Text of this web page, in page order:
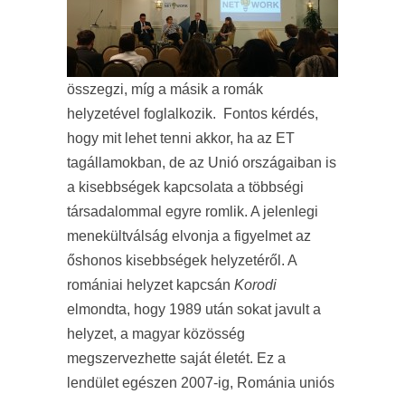
összegzi, míg a másik a romák
helyzetével foglalkozik. Fontos kérdés,
hogy mit lehet tenni akkor, ha az ET
tagállamokban, de az Unió országaiban is
a kisebbségek kapcsolata a többségi
társadalommal egyre romlik. A jelenlegi
menekültválság elvonja a figyelmet az
őshonos kisebbségek helyzetéről. A
romániai helyzet kapcsán Korodi
elmondta, hogy 1989 után sokat javult a
helyzet, a magyar közösség
megszervezhette saját életét. Ez a
lendület egészen 2007-ig, Románia uniós